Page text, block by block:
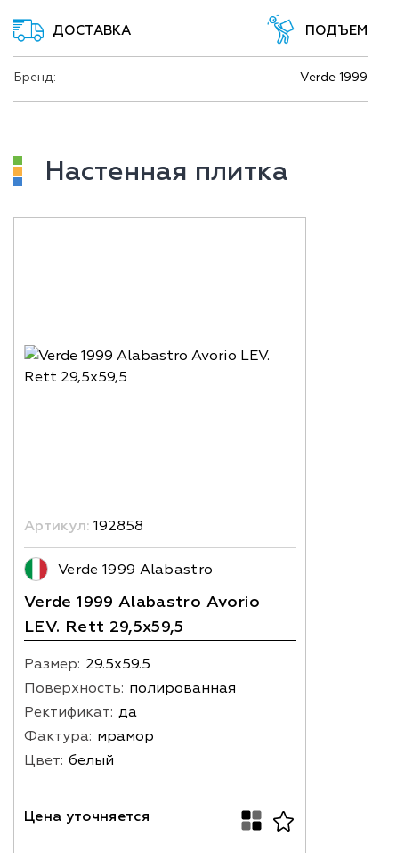
ДОСТАВКА ПОДЪЕМ
Бренд: Verde 1999
Настенная плитка
Артикул: 192858
Verde 1999 Alabastro
Verde 1999 Alabastro Avorio
LEV. Rett 29,5x59,5
Размер: 29.5х59.5
Поверхность: полированная
Ректификат: да
Фактура: мрамор
Цвет: белый
Цена уточняется